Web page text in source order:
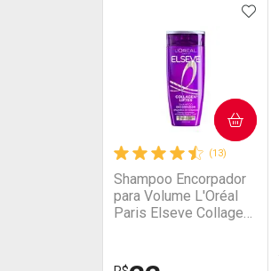
(13)
Shampoo Encorpador
para Volume L'Oréal
Paris Elseve Collagen
COMPRAR